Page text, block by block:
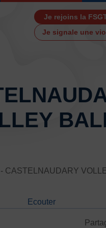
Je signale une
F.S.G.T
- CASTELNAUDARY
Ecouter